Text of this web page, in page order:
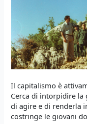
Il capitalismo è
Cerca di intorpidire la
di agire e di renderla
costringe le giovani